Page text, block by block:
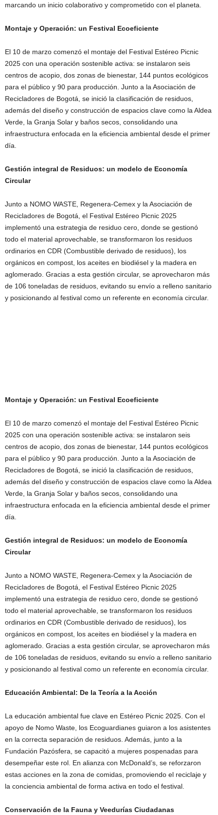
marcando un inicio colaborativo y comprometido con el planeta.
Montaje y Operación: un Festival Ecoeficiente
El 10 de marzo comenzó el montaje del Festival Estéreo Picnic
2025 con una operación sostenible activa: se instalaron seis
centros de acopio, dos zonas de bienestar, 144 puntos ecológicos
para el público y 90 para producción. Junto a la Asociación de
Recicladores de Bogotá, se inició la clasificación de residuos,
además del diseño y construcción de espacios clave como la Aldea
Verde, la Granja Solar y baños secos, consolidando una
infraestructura enfocada en la eficiencia ambiental desde el primer
día.
Gestión integral de Residuos: un modelo de Economía
Circular
Junto a NOMO WASTE, Regenera-Cemex y la Asociación de
Recicladores de Bogotá, el Festival Estéreo Picnic 2025
implementó una estrategia de residuo cero, donde se gestionó
todo el material aprovechable, se transformaron los residuos
ordinarios en CDR (Combustible derivado de residuos), los
orgánicos en compost, los aceites en biodiésel y la madera en
aglomerado. Gracias a esta gestión circular, se aprovecharon más
de 106 toneladas de residuos, evitando su envío a relleno sanitario
y posicionando al festival como un referente en economía circular.
Montaje y Operación: un Festival Ecoeficiente
El 10 de marzo comenzó el montaje del Festival Estéreo Picnic
2025 con una operación sostenible activa: se instalaron seis
centros de acopio, dos zonas de bienestar, 144 puntos ecológicos
para el público y 90 para producción. Junto a la Asociación de
Recicladores de Bogotá, se inició la clasificación de residuos,
además del diseño y construcción de espacios clave como la Aldea
Verde, la Granja Solar y baños secos, consolidando una
infraestructura enfocada en la eficiencia ambiental desde el primer
día.
Gestión integral de Residuos: un modelo de Economía
Circular
Junto a NOMO WASTE, Regenera-Cemex y la Asociación de
Recicladores de Bogotá, el Festival Estéreo Picnic 2025
implementó una estrategia de residuo cero, donde se gestionó
todo el material aprovechable, se transformaron los residuos
ordinarios en CDR (Combustible derivado de residuos), los
orgánicos en compost, los aceites en biodiésel y la madera en
aglomerado. Gracias a esta gestión circular, se aprovecharon más
de 106 toneladas de residuos, evitando su envío a relleno sanitario
y posicionando al festival como un referente en economía circular.
Educación Ambiental: De la Teoría a la Acción
La educación ambiental fue clave en Estéreo Picnic 2025. Con el
apoyo de Nomo Waste, los Ecoguardianes guiaron a los asistentes
en la correcta separación de residuos. Además, junto a la
Fundación Pazósfera, se capacitó a mujeres pospenadas para
desempeñar este rol. En alianza con McDonald’s, se reforzaron
estas acciones en la zona de comidas, promoviendo el reciclaje y
la conciencia ambiental de forma activa en todo el festival.
Conservación de la Fauna y Veedurías Ciudadanas